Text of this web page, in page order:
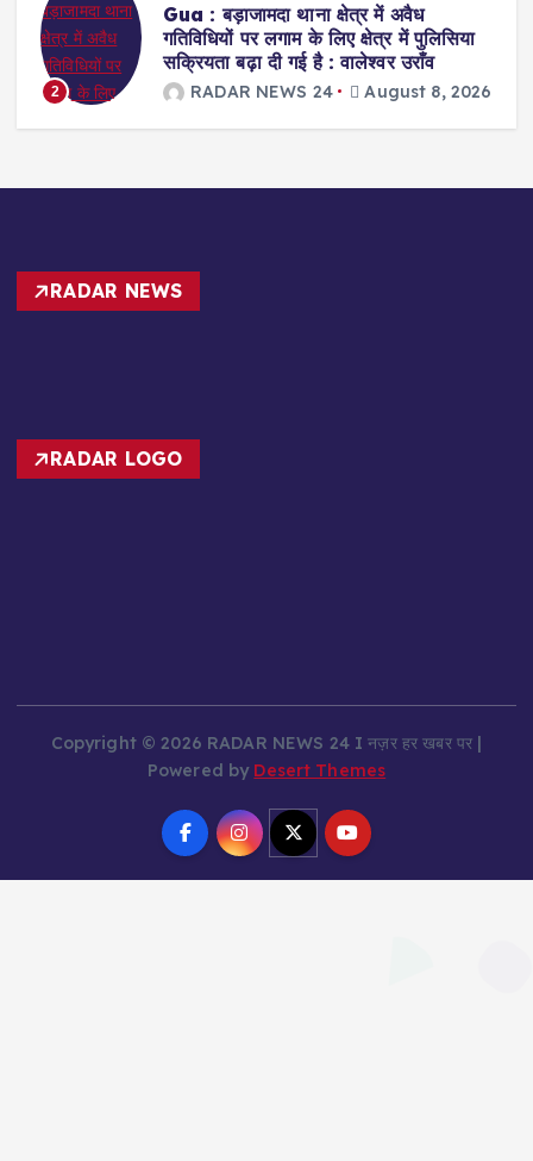
क्षेत्र में अवैध
के लिए क्षेत्र में पुलिसिया
: वालेश्वर उराँव
August 8, 2026 3
Ranchi : प्राकृतिक
को स्वस्थ जीवन की राह
पांडे
RADAR NEWS 24
RADAR NEWS
RADAR LOGO
Copyright © 2026 RADAR NEWS 24 I नज़र हर खबर पर |
Powered by Desert Themes